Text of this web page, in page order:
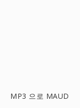
MP3 으로 MAUD